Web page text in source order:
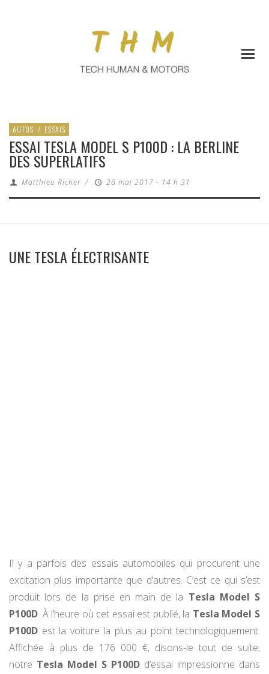
AUTOS / ESSAIS
ESSAI TESLA MODEL S P100D : LA BERLINE
DES SUPERLATIFS
Matthieu Richer / 26 mai 2017 - 14 h 31
UNE TESLA ÉLECTRISANTE
Il y a parfois des essais automobiles qui procurent une
excitation plus importante que d’autres. C’est ce qui s’est
produit lors de la prise en main de la Tesla Model S
P100D. À l’heure où cet essai est publié, la Tesla Model S
P100D est la voiture la plus au point technologiquement.
Affichée à plus de 176 000 €, disons-le tout de suite,
notre Tesla Model S P100D d’essai impressionne dans